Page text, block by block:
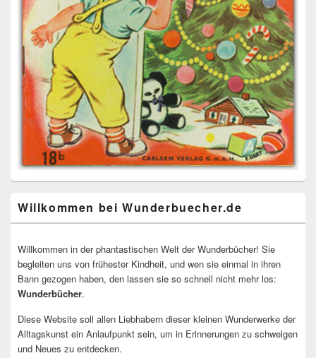
Willkommen bei Wunderbuecher.de
Willkommen in der phantastischen Welt der Wunderbücher! Sie
begleiten uns von frühester Kindheit, und wen sie einmal in ihren
Bann gezogen haben, den lassen sie so schnell nicht mehr los:
Wunderbücher.
Diese Website soll allen Liebhabern dieser kleinen Wunderwerke der
Alltagskunst ein Anlaufpunkt sein, um in Erinnerungen zu schwelgen
und Neues zu entdecken.